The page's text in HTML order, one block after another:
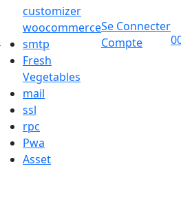
customizer
woocommerce
smtp
Fresh
Vegetables
mail
ssl
rpc
Pwa
Asset
Se Connecter
Compte
0